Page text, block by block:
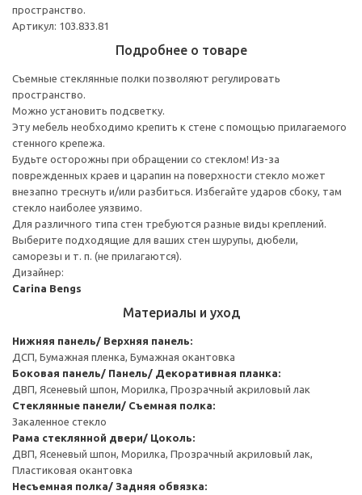
пространство.
Артикул: 103.833.81
Подробнее о товаре
Съемные стеклянные полки позволяют регулировать
пространство.
Можно установить подсветку.
Эту мебель необходимо крепить к стене с помощью прилагаемого
стенного крепежа.
Будьте осторожны при обращении со стеклом! Из-за
поврежденных краев и царапин на поверхности стекло может
внезапно треснуть и/или разбиться. Избегайте ударов сбоку, там
стекло наиболее уязвимо.
Для различного типа стен требуются разные виды креплений.
Выберите подходящие для ваших стен шурупы, дюбели,
саморезы и т. п. (не прилагаются).
Дизайнер:
Carina Bengs
Материалы и уход
Нижняя панель/ Верхняя панель:
ДСП, Бумажная пленка, Бумажная окантовка
Боковая панель/ Панель/ Декоративная планка:
ДВП, Ясеневый шпон, Морилка, Прозрачный акриловый лак
Стеклянные панели/ Съемная полка:
Закаленное стекло
Рама стеклянной двери/ Цоколь:
ДВП, Ясеневый шпон, Морилка, Прозрачный акриловый лак,
Пластиковая окантовка
Несъемная полка/ Задняя обвязка: